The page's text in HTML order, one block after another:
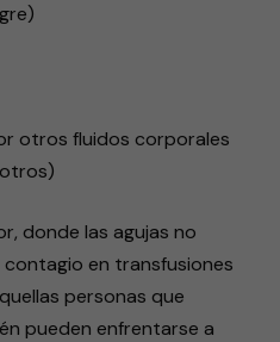
otros fluidos corporales
donde las agujas no
en transfusiones
personas que
pueden enfrentarse a